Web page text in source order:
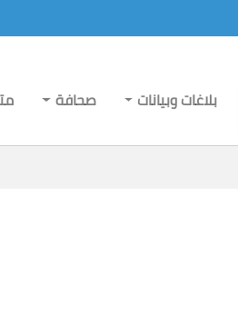
بلاغات وبيانات صحافة